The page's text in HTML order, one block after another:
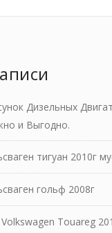
Дизельных
и Выгодно.
тигуан 2010г
гольф 2008г
Touareg